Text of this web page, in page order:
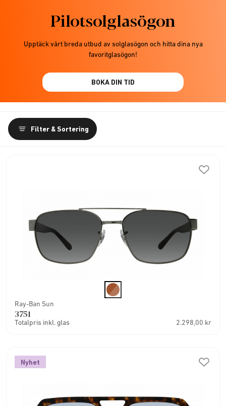
Pilotsolglasögon
Upptäck vårt breda utbud av solglasögon och hitta dina nya
favoritglasögon!
BOKA DIN TID
Filter & Sortering
Ray-Ban Sun
3751
Totalpris inkl. glas 2.298,00 kr
Nyhet